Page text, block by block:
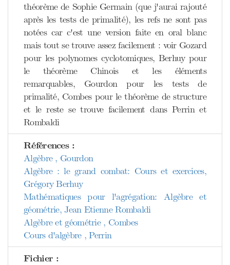
théorème de Sophie Germain (que j'aurai rajouté
après les tests de primalité), les refs ne sont pas
notées car c'est une version faite en oral blanc
mais tout se trouve assez facilement : voir Gozard
pour les polynomes cyclotomiques, Berhuy pour
le théorème Chinois et les éléments
remarquables, Gourdon pour les tests de
primalité, Combes pour le théorème de structure
et le reste se trouve facilement dans Perrin et
Rombaldi
Références :
Algèbre , Gourdon
Algèbre : le grand combat: Cours et exercices,
Grégory Berhuy
Mathématiques pour l'agrégation: Algèbre et
géométrie, Jean Etienne Rombaldi
Algèbre et géométrie , Combes
Cours d'algèbre , Perrin
Fichier :